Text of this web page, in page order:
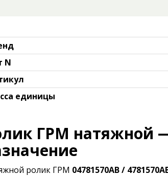
N
единицы
ГРМ натяжной
ролик ГРМ 04781570AB /